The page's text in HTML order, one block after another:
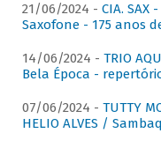
21/06/2024 - CIA. SAX
Saxofone - 175 anos
14/06/2024 - TRIO
Bela Época -
07/06/2024 - TUTTY
HELIO ALVES /